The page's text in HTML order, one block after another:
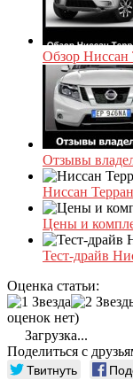
Обзор Ниссан
Отзывы
Ниссан
Цены и
Тест-драйв
Оценка статьи:
оценок нет)
Загрузка...
Поделиться с
Твитнуть